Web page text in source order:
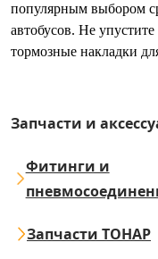
популярным выбором
автобусов. Не
тормозные накладки
Запчасти и
Фитинги и
Запчасти ТОНАР